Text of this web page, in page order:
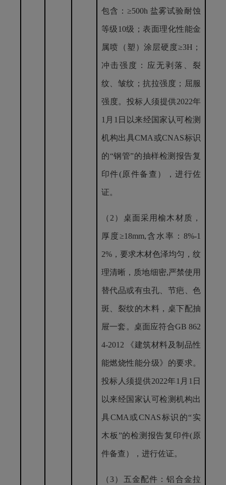
包含： ≥500h 盐雾试验耐蚀
等级10级；表面理化性能金
属喷（塑）涂层硬度≥3H；
冲击强度：应无剥落、裂
纹、皱纹；抗拉强度；屈服
强度。投标人须提供2022年
1月1日以来经国家认可检测
机构出具CMA或CNAS标识
的“钢管”的抽样检测报告复
印件(原件备查），进行佐
证。
（ 2） 桌面采用榆木材质，
厚度≥18mm, 含水率： 8%-1
2%，要求木材色泽均匀，纹
理清晰，质地细密,严禁使用
替代品或有虫孔、节疤、色
斑、裂纹的木料，桌下配抽
屉一套。桌面应符合GB 862
4-2012 《建筑材料及制品性
能燃烧性能分级》的要求。
投标人须提供2022年1月1日
以来经国家认可检测机构出
具CMA或CNAS标识的“实
木板”的检测报告复印件(原
件备查），进行佐证。
（ 3）五金配件：铝合金拉